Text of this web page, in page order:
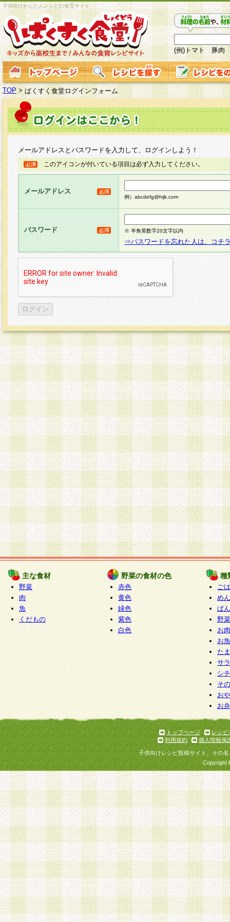
子供向けかんたんレシピの食育サイト
(例)トマト 豚肉
TOP > ぱくすく食堂ログインフォーム
メールアドレスとパスワードを入力して、ログインしよう！
このアイコンが付いている項目は必ず入力してください。
メールアドレス
例）abcdefg@hijk.com
パスワード ※ 半角英数字20文字以内
⇒パスワードを忘れた人は、コチ
主な食材
野菜
肉
魚
くだもの
野菜の食材の色
赤色
黄色
緑色
紫色
白色
種
ご
めん
ぱん
野
お
お
た
サ
シ
そ
お
お
トップページ
レシピ
利用規約
個人情報保
子供向けレシピ投稿サイト、その
Copyright